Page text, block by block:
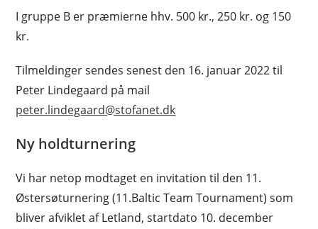
I gruppe B er præmierne hhv. 500 kr., 250 kr. og 150
kr.
Tilmeldinger sendes senest den 16. januar 2022 til
Peter Lindegaard på mail
peter.lindegaard@stofanet.dk
Ny holdturnering
Vi har netop modtaget en invitation til den 11.
Østersøturnering (11.Baltic Team Tournament) som
bliver afviklet af Letland, startdato 10. december